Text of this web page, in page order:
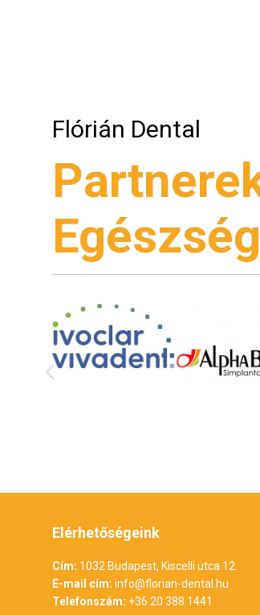
Flórián Dental
Elérhetőségeink
Cím: 1032 Budapest, Kiscelli utca 12.
E-mail cím: info@florian-dental.hu
Telefonszám: +36 20 388 1441